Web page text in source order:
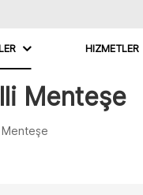
HIZMETLER
Menteşe
Menteşe